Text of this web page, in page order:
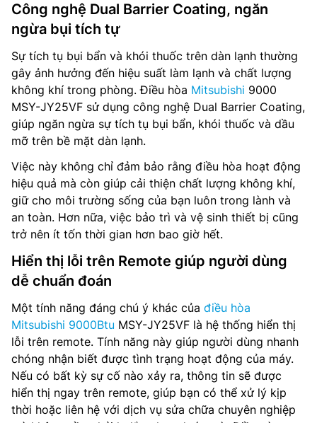
Công nghệ Dual Barrier Coating, ngăn
ngừa bụi tích tự
Sự tích tụ bụi bẩn và khói thuốc trên dàn lạnh thường
gây ảnh hưởng đến hiệu suất làm lạnh và chất lượng
không khí trong phòng. Điều hòa Mitsubishi 9000
MSY-JY25VF sử dụng công nghệ Dual Barrier Coating,
giúp ngăn ngừa sự tích tụ bụi bẩn, khói thuốc và dầu
mỡ trên bề mặt dàn lạnh.
Việc này không chỉ đảm bảo rằng điều hòa hoạt động
hiệu quả mà còn giúp cải thiện chất lượng không khí,
giữ cho môi trường sống của bạn luôn trong lành và
an toàn. Hơn nữa, việc bảo trì và vệ sinh thiết bị cũng
trở nên ít tốn thời gian hơn bao giờ hết.
Hiển thị lỗi trên Remote giúp người dùng
dễ chuẩn đoán
Một tính năng đáng chú ý khác của điều hòa
Mitsubishi 9000Btu MSY-JY25VF là hệ thống hiển thị
lỗi trên remote. Tính năng này giúp người dùng nhanh
chóng nhận biết được tình trạng hoạt động của máy.
Nếu có bất kỳ sự cố nào xảy ra, thông tin sẽ được
hiển thị ngay trên remote, giúp bạn có thể xử lý kịp
thời hoặc liên hệ với dịch vụ sửa chữa chuyên nghiệp